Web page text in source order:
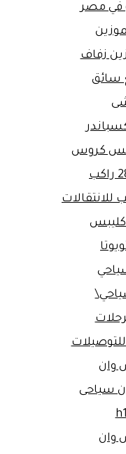
في مصر
زفاف
سائق
كروس
وان
سياحى
وان